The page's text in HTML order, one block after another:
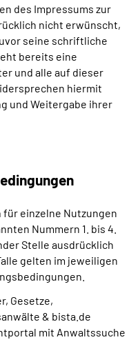
des Impressums zur
nicht erwünscht,
seine schriftliche
bereits eine
und alle auf dieser
hiermit
und Weitergabe ihrer
einzelne Nutzungen
Nummern 1. bis 4.
Stelle ausdrücklich
gelten im jeweiligen
Gesetze,
& bista.de
mit Anwaltssuche